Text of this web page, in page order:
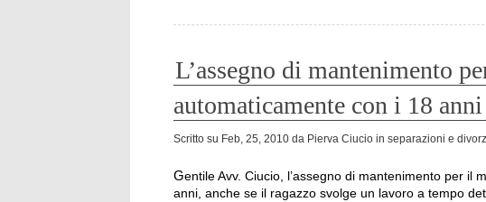
L’assegno di mantenimento
automaticamente con i 18 anni
Scritto su Feb, 25, 2010 da Pierva Ciucio in separazioni e
Gentile Avv. Ciucio, l’assegno di mantenimento per il minore termina al raggiungimento dei 18
anni, anche se il ragazzo svolge un lavoro a tempo